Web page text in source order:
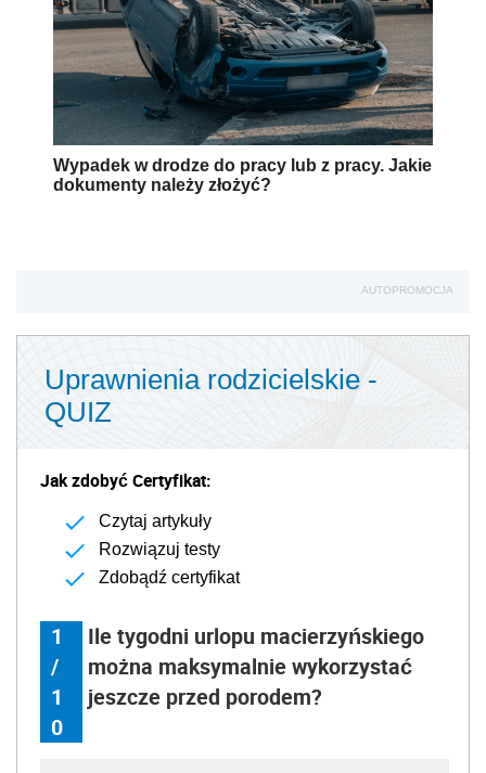
Wypadek w drodze do pracy lub z pracy. Jakie
dokumenty należy złożyć?
AUTOPROMOCJA
Uprawnienia rodzicielskie -
QUIZ
Jak zdobyć Certyfikat:
Czytaj artykuły
Rozwiązuj testy
Zdobądź certyfikat
1
/
1
0
Ile tygodni urlopu macierzyńskiego
można maksymalnie wykorzystać
jeszcze przed porodem?